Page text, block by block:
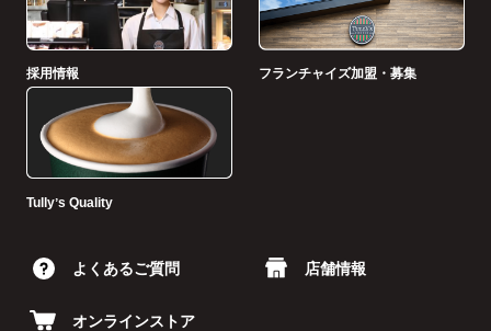
採用情報 フランチャイズ加盟・募集
Tullyʼs Quality
よくあるご質問 店舗情報
オンラインストア